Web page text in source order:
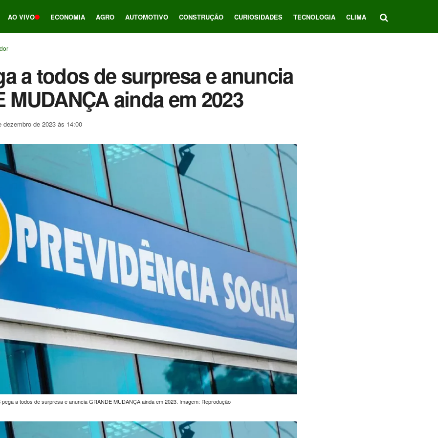
AO VIVO ECONOMIA AGRO AUTOMOTIVO CONSTRUÇÃO CURIOSIDADES TECNOLOGIA CLIMA
a todos de surpresa e anuncia
MUDANÇA ainda em 2023
dezembro de 2023 às 14:00
pega a todos de surpresa e anuncia GRANDE MUDANÇA ainda em 2023. Imagem: Reprodução